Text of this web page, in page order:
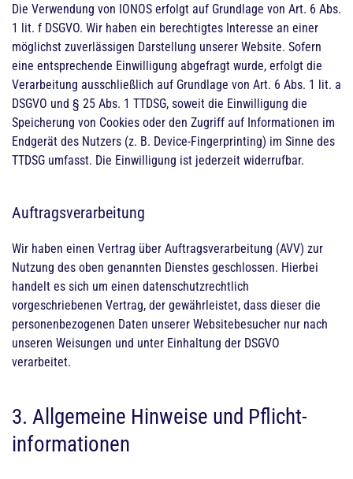
Die Verwendung von IONOS erfolgt auf Grundlage von Art. 6 Abs.
1 lit. f DSGVO. Wir haben ein berechtigtes Interesse an einer
möglichst zuverlässigen Darstellung unserer Website. Sofern
eine entsprechende Einwilligung abgefragt wurde, erfolgt die
Verarbeitung ausschließlich auf Grundlage von Art. 6 Abs. 1 lit. a
DSGVO und § 25 Abs. 1 TTDSG, soweit die Einwilligung die
Speicherung von Cookies oder den Zugriff auf Informationen im
Endgerät des Nutzers (z. B. Device-Fingerprinting) im Sinne des
TTDSG umfasst. Die Einwilligung ist jederzeit widerrufbar.
Auftragsverarbeitung
Wir haben einen Vertrag über Auftragsverarbeitung (AVV) zur
Nutzung des oben genannten Dienstes geschlossen. Hierbei
handelt es sich um einen datenschutzrechtlich
vorgeschriebenen Vertrag, der gewährleistet, dass dieser die
personenbezogenen Daten unserer Websitebesucher nur nach
unseren Weisungen und unter Einhaltung der DSGVO
verarbeitet.
3. Allgemeine Hinweise und Pflicht­
informationen